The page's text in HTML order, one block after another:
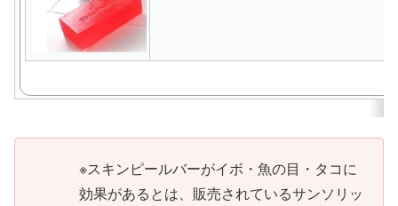
※スキンピールバーがイボ・魚の目・タコに
効果があるとは、販売されているサンソリッ